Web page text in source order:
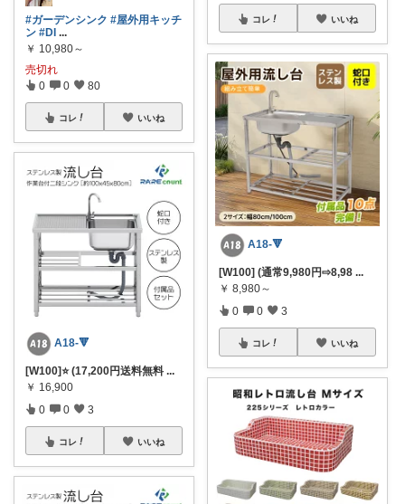
#ガーデンシンク #屋外用キッチ
ン #DI ...
￥ 10,980～
売切れ
0 0 80
コレ いいね
A18-🔻
[W100]⭐️ (17,200円送料無料 ...
￥ 16,900
0 0 3
コレ いいね
コレ いいね
A18-🔻
[W100] (通常9,980円⇨8,98 ...
￥ 8,980～
0 0 3
コレ いいね